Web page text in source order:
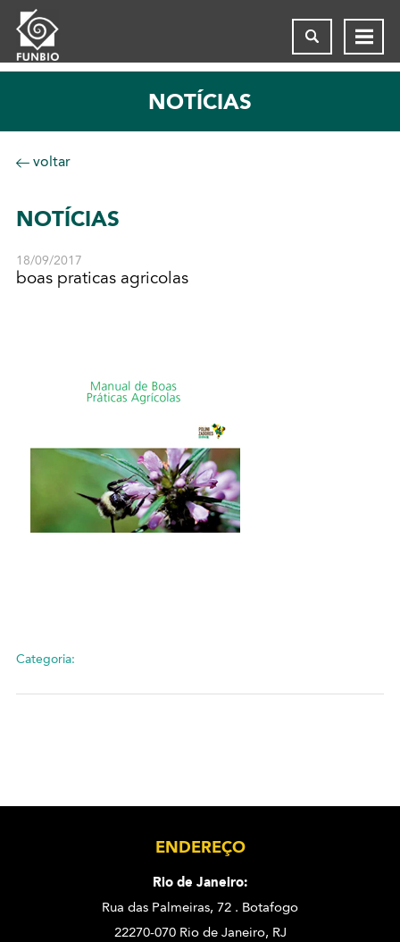
NOTÍCIAS
voltar
NOTÍCIAS
18/09/2017
boas praticas agricolas
Categoria:
ENDEREÇO
Rio de Janeiro:
Rua das Palmeiras, 72 . Botafogo
22270-070 Rio de Janeiro, RJ